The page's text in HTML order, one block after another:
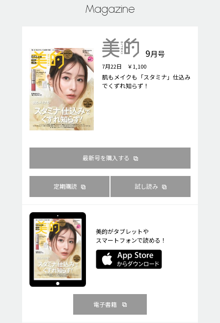
Magazine
9月号
7月22日 ￥1,100
肌もメイクも「スタミナ」仕込み
でくずれ知らず！
最新号を購入する
定期購読 試し読み
美的がタブレットや
スマートフォンで読める！
電子書籍